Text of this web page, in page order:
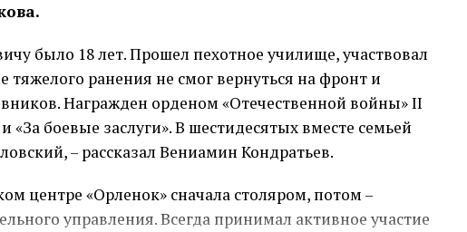
было 18 лет. Прошел пехотное училище, участвовал
тяжелого ранения не смог вернуться на фронт и
Награжден орденом «Отечественной войны» II
«За боевые заслуги». В шестидесятых вместе семьей
– рассказал Вениамин Кондратьев.
центре «Орленок» сначала столяром, потом –
управления. Всегда принимал активное участие